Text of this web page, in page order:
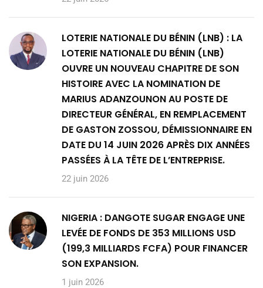
LOTERIE NATIONALE DU BÉNIN (LNB) : LA
LOTERIE NATIONALE DU BÉNIN (LNB)
OUVRE UN NOUVEAU CHAPITRE DE SON
HISTOIRE AVEC LA NOMINATION DE
MARIUS ADANZOUNON AU POSTE DE
DIRECTEUR GÉNÉRAL, EN REMPLACEMENT
DE GASTON ZOSSOU, DÉMISSIONNAIRE EN
DATE DU 14 JUIN 2026 APRÈS DIX ANNÉES
PASSÉES À LA TÊTE DE L’ENTREPRISE.
22 juin 2026
NIGERIA : DANGOTE SUGAR ENGAGE UNE
LEVÉE DE FONDS DE 353 MILLIONS USD
(199,3 MILLIARDS FCFA) POUR FINANCER
SON EXPANSION.
1 juin 2026